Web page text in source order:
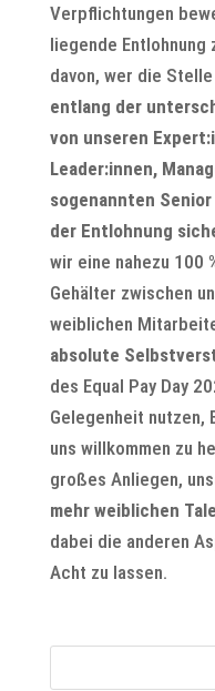
Verpflichtungen
liegende Entlohnung
davon, wer die
entlang der
von unseren
Leader:innen,
sogenannten
der Entlohnung
wir eine nahezu 100
Gehälter zwischen
weiblichen
absolute
des Equal Pay Day
Gelegenheit nutzen,
uns willkommen zu
großes Anliegen,
mehr weiblichen
dabei die anderen
Acht zu lassen.